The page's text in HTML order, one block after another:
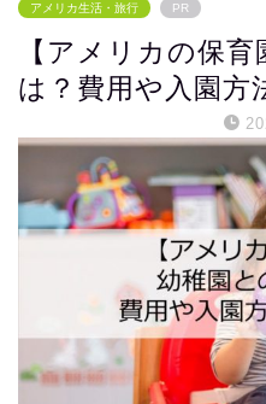
アメリカ生活・旅行 PR
【アメリカの保
は？費用や入園方